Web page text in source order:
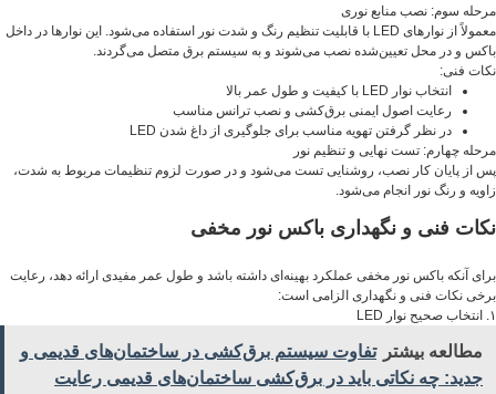
مرحله سوم: نصب منابع نوری
معمولاً از نوارهای LED با قابلیت تنظیم رنگ و شدت نور استفاده می‌شود. این نوارها در داخل
باکس و در محل تعیین‌شده نصب می‌شوند و به سیستم برق متصل می‌گردند.
نکات فنی:
انتخاب نوار LED با کیفیت و طول عمر بالا
رعایت اصول ایمنی برق‌کشی و نصب ترانس مناسب
در نظر گرفتن تهویه مناسب برای جلوگیری از داغ شدن LED
مرحله چهارم: تست نهایی و تنظیم نور
پس از پایان کار نصب، روشنایی تست می‌شود و در صورت لزوم تنظیمات مربوط به شدت،
زاویه و رنگ نور انجام می‌شود.
نکات فنی و نگهداری باکس نور مخفی
برای آنکه باکس نور مخفی عملکرد بهینه‌ای داشته باشد و طول عمر مفیدی ارائه دهد، رعایت
برخی نکات فنی و نگهداری الزامی است:
۱. انتخاب صحیح نوار LED
مطالعه بیشتر
تفاوت سیستم برق‌کشی در ساختمان‌های قدیمی و
جدید: چه نکاتی باید در برق‌کشی ساختمان‌های قدیمی رعایت